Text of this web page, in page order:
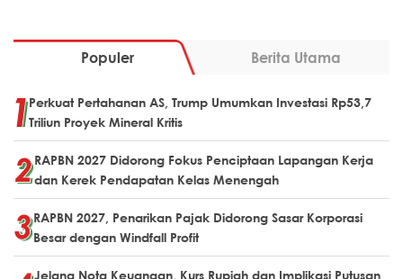
Populer Berita Utama
Perkuat Pertahanan AS, Trump Umumkan Investasi Rp53,7
Triliun Proyek Mineral Kritis
RAPBN 2027 Didorong Fokus Penciptaan Lapangan Kerja
dan Kerek Pendapatan Kelas Menengah
RAPBN 2027, Penarikan Pajak Didorong Sasar Korporasi
Besar dengan Windfall Profit
Jelang Nota Keuangan, Kurs Rupiah dan Implikasi Putusan